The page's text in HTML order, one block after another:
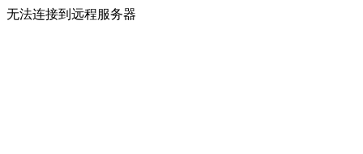
无法连接到远程服务器